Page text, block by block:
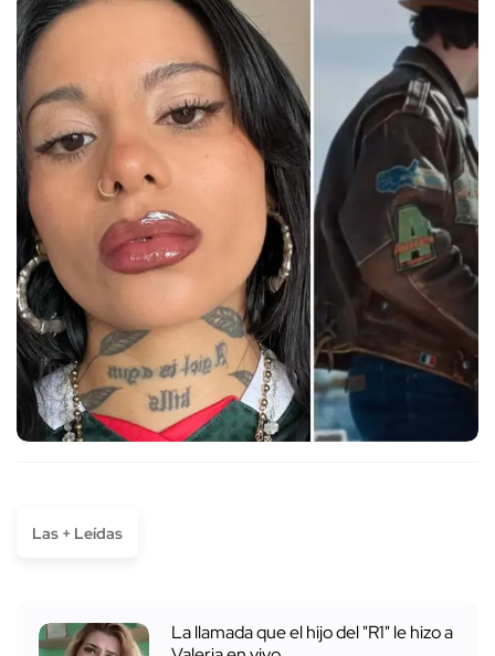
Las + Leídas
La llamada que el hijo del "R1" le hizo a